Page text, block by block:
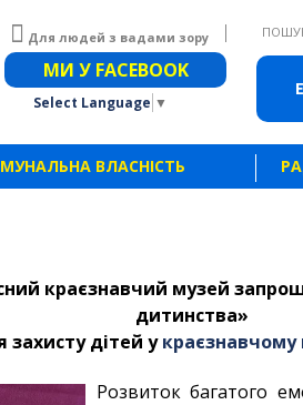
Для людей з вадами зору
МИ У FACEBOOK
Select Language ▼
ВЛАСНІСТЬ
краєзнавчий музей
дитинства»
дітей украєзнавчому
Розвиток багатого